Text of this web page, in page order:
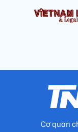
Cơ quan